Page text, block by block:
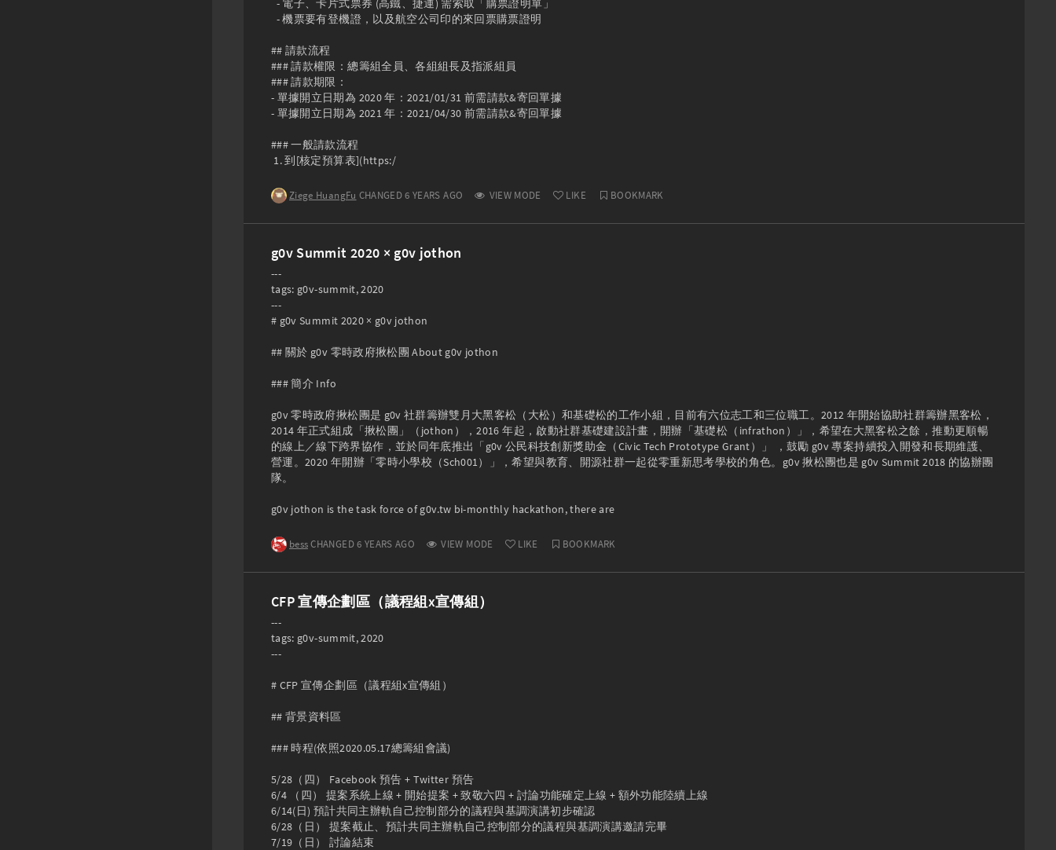
## 請款流程
### 請款權限：總籌組全員、各組組長及指派組員
### 請款期限：
- 單據開立日期為 2020 年：2021/01/31 前需請款&寄回單據
- 單據開立日期為 2021 年：2021/04/30 前需請款&寄回單據
### 一般請款流程
1. 到[核定預算表](https:/
Ziege HuangFu CHANGED 6 YEARS AGO VIEW MODE LIKE BOOKMARK
g0v Summit 2020 × g0v jothon
---
tags: g0v-summit, 2020
---
# g0v Summit 2020 × g0v jothon
## 關於 g0v 零時政府揪松團 About g0v jothon
### 簡介 Info
g0v 零時政府揪松團是 g0v 社群籌辦雙月大黑客松（大松）和基礎松的工作小組，目前有六位志工和三位職工。2012 年開始協助社群籌辦黑客松，
2014 年正式組成「揪松團」（jothon），2016 年起，啟動社群基礎建設計畫，開辦「基礎松（infrathon）」，希望在大黑客松之餘，推動更順暢
的線上／線下跨界協作，並於同年底推出「g0v 公民科技創新獎助金（Civic Tech Prototype Grant）」 ，鼓勵 g0v 專案持續投入開發和長期維護、
營運。2020 年開辦「零時小學校（Sch001）」，希望與教育、開源社群一起從零重新思考學校的角色。g0v 揪松團也是 g0v Summit 2018 的協辦團
隊。
g0v jothon is the task force of g0v.tw bi-monthly hackathon, there are
bess CHANGED 6 YEARS AGO VIEW MODE LIKE BOOKMARK
CFP 宣傳企劃區（議程組x宣傳組）
---
tags: g0v-summit, 2020
---
# CFP 宣傳企劃區（議程組x宣傳組）
## 背景資料區
### 時程(依照2020.05.17總籌組會議)
5/28（四） Facebook 預告 + Twitter 預告
6/4 （四） 提案系統上線 + 開始提案 + 致敬六四 + 討論功能確定上線 + 額外功能陸續上線
6/14(日) 預計共同主辦軌自己控制部分的議程與基調演講初步確認
6/28（日） 提案截止、預計共同主辦軌自己控制部分的議程與基調演講邀請完畢
7/19（日） 討論結束